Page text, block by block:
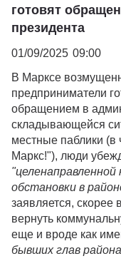
готовят
президента
01/09/2025 09:00
В Марксе
предприниматели
обращением в
складывающейся
местные паблики (в
Маркс!"), люди
обстановки в
заявляется, скорее
вернуть
еще и вроде как
бывших глав